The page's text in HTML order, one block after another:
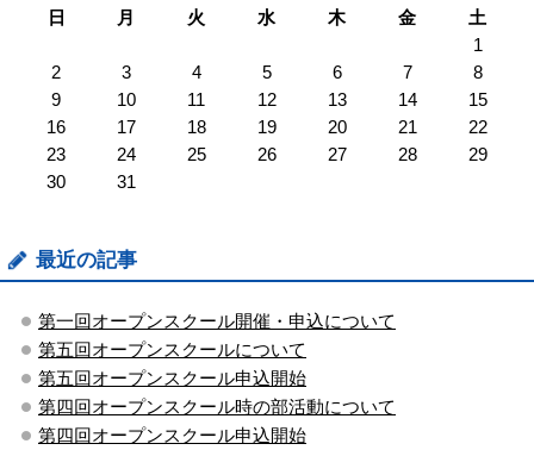
日
月 火 水 木 金
土
1
2
3 4 5 6 7
8
9
10 11 12 13 14
15
16
17 18 19 20 21
22
23
24 25 26 27 28
29
30
31
最近の記事
第一回オープンスクール開催・申込について
第五回オープンスクールについて
第五回オープンスクール申込開始
第四回オープンスクール時の部活動について
第四回オープンスクール申込開始